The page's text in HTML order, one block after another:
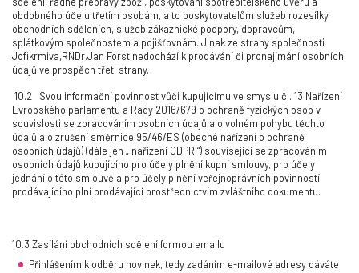
obdobného účelu třetím osobám, a to poskytovatelům služeb rozesílky
obchodních sděleních, služeb zákaznické podpory, dopravcům,
splátkovým společnostem a pojišťovnám. Jinak ze strany společnosti
Jofikrmiva,RNDr.Jan Forst nedochází k prodávání či pronajímání osobních
údajů ve prospěch třetí strany.
10.2 Svou informační povinnost vůči kupujícímu ve smyslu čl. 13 Nařízení
Evropského parlamentu a Rady 2016/679 o ochraně fyzických osob v
souvislosti se zpracováním osobních údajů a o volném pohybu těchto
údajů a o zrušení směrnice 95/46/ES (obecné nařízení o ochraně
osobních údajů) (dále jen „ nařízení GDPR “) související se zpracováním
osobních údajů kupujícího pro účely plnění kupní smlouvy, pro účely
jednání o této smlouvě a pro účely plnění veřejnoprávních povinností
prodávajícího plní prodávající prostřednictvím zvláštního dokumentu.
10.3 Zasílání obchodních sdělení formou emailu
Přihlášením k odběru novinek, tedy zadáním e-mailové adresy dáváte